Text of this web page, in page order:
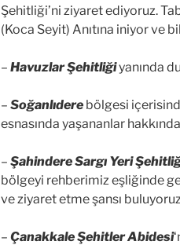
Şehitliği’ni ziyaret ediyoruz.
(Koca Seyit) Anıtına iniyor ve
– Havuzlar Şehitliğiyanında
– Soğanlıdere bölgesi
esnasında yaşananlar
– Şahindere Sargı Yeri
bölgeyi rehberimiz eşliğinde
ve ziyaret etme şansı
– Çanakkale Şehitler Abidesi